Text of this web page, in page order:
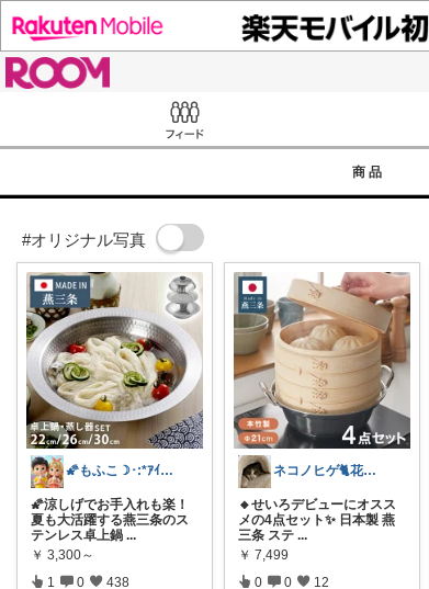
商品
#オリジナル写真
🌠もふこ☽･:*ｱｲｺﾝ変更しました♪
🌠涼しげでお手入れも楽！
夏も大活躍する燕三条のス
テンレス卓上鍋 ...
￥ 3,300～
1 0 438
ネコノヒゲ🐈花好きオタクの庭🪴
🔸せいろデビューにオスス
メの4点セット✨ 日本製 燕
三条 ステ ...
￥ 7,499
0 0 12